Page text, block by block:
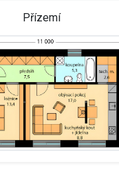
Přízemí